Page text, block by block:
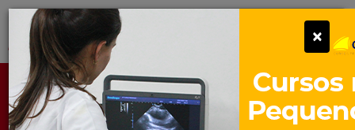
Pular
para
conteúdo
Portal para Profissionais Veterinários
×